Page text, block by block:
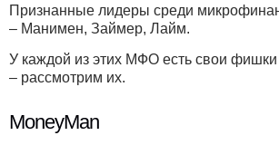
Признанные лидеры среди
– Манимен, Займер, Лайм.
У каждой из этих МФО есть свои
– рассмотрим их.
MoneyMan